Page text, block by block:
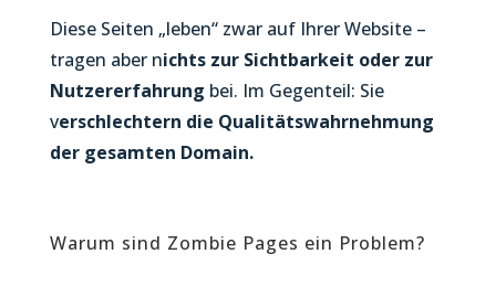
Diese Seiten „leben“ zwar auf Ihrer Website –
tragen aber nichts zur Sichtbarkeit oder zur
Nutzererfahrung bei. Im Gegenteil: Sie
verschlechtern die Qualitätswahrnehmung
der gesamten Domain.
Warum sind Zombie Pages ein Problem?